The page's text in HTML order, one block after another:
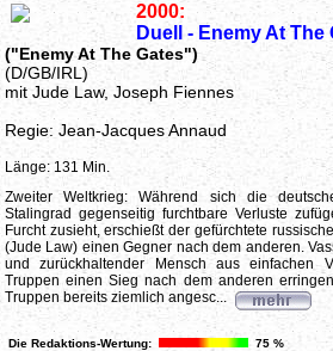
2000:
Duell - Enemy At The
("Enemy At The Gates")
(D/GB/IRL)
mit Jude Law, Joseph Fiennes
Regie: Jean-Jacques Annaud
Länge: 131 Min.
Zweiter Weltkrieg: Während sich die
Stalingrad gegenseitig furchtbare Verluste
Furcht zusieht, erschießt der gefürchtete
(Jude Law) einen Gegner nach dem anderen.
und zurückhaltender Mensch aus einfachen
Truppen einen Sieg nach dem anderen
Truppen bereits ziemlich angesc...
Die Redaktions-Wertung: 75 %